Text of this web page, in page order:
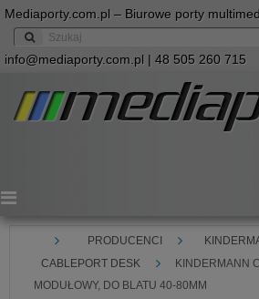
Mediaporty.com.pl – Biurowe porty
info@mediaporty.com.pl | 48 505 260 715
Menu
PRODUCENCI
CABLEPORT DESK
KINDERMANN
MODUŁOWY, DO BLATU 40-80MM